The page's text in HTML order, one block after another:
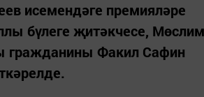
исемендәге премияләре
бүлеге җитәкчесе, Мөслим
гражданины Факил Сафин